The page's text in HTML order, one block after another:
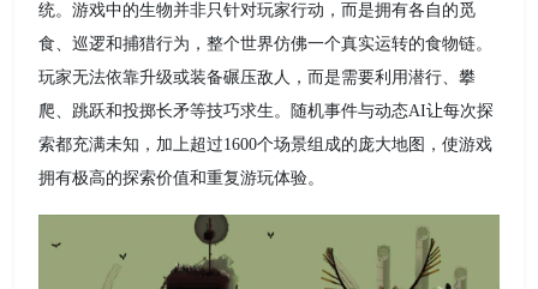
统。游戏中的生物并非只针对玩家行动，而是拥有各自的觅
食、巡逻和捕猎行为，整个世界仿佛一个真实运转的食物链。
玩家无法依靠升级或装备碾压敌人，而是需要利用潜行、攀
爬、跳跃和投掷长矛等技巧求生。随机事件与动态AI让每次探
索都充满未知，加上超过1600个场景组成的庞大地图，使游戏
拥有极高的探索价值和重复游玩体验。